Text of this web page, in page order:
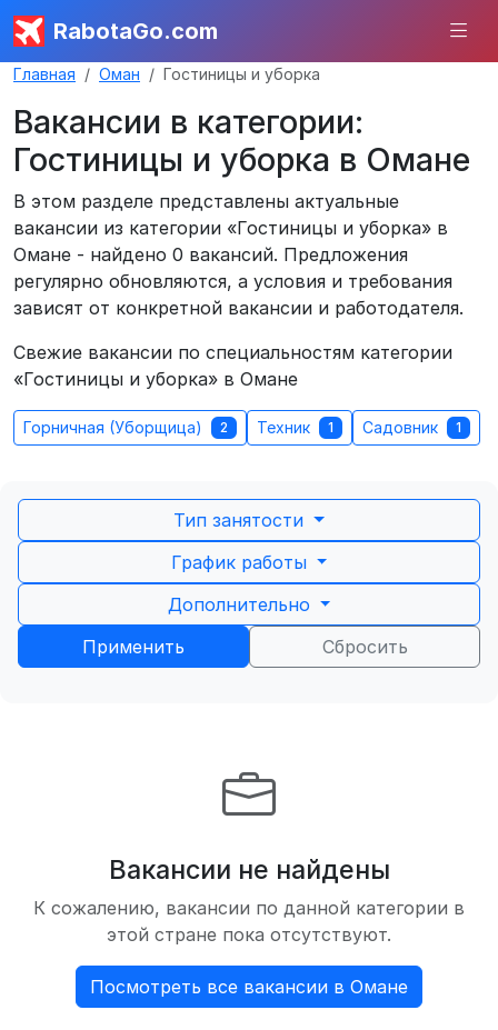
RabotaGo.com
Главная Оман Гостиницы и уборка
Вакансии в категории:
Гостиницы и уборка в Омане
В этом разделе представлены актуальные
вакансии из категории «Гостиницы и уборка» в
Омане - найдено 0 вакансий. Предложения
регулярно обновляются, а условия и требования
зависят от конкретной вакансии и работодателя.
Свежие вакансии по специальностям категории
«Гостиницы и уборка» в Омане
Горничная (Уборщица) 2 Техник 1 Садовник 1
Тип занятости
График работы
Дополнительно
Применить
Сбросить
Вакансии не найдены
К сожалению, вакансии по данной категории в
этой стране пока отсутствуют.
Посмотреть все вакансии в Омане